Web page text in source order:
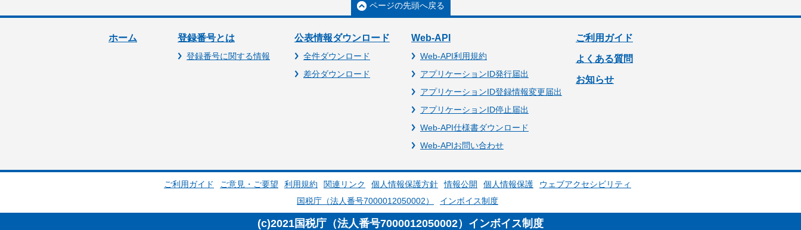
ページの先頭へ戻る
ホーム 登録番号とは
登録番号に関する情報
公表情報ダウンロード
全件ダウンロード
差分ダウンロード
Web-API
Web-API利用規約
アプリケーションID発行届出
アプリケーションID登録情報変更届出
アプリケーションID停止届出
Web-API仕様書ダウンロード
Web-APIお問い合わせ
ご利用ガイド
よくある質問
お知らせ
ご利用ガイド ご意見・ご要望 利用規約 関連リンク 個人情報保護方針 情報公開 個人情報保護
ウェブアクセシビリティ
国税庁（法人番号7000012050002）
インボイス制度
(c)2021国税庁（法人番号7000012050002）インボイス制度